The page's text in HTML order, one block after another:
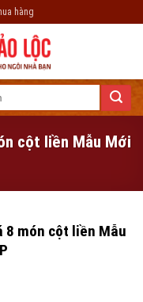
hàng
cột liền Mẫu Mới
8 món cột liền Mẫu